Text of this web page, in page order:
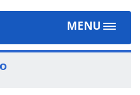
MENU
Toggle